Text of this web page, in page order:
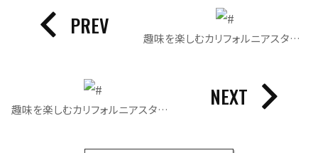
趣味を楽しむカリフォルニアスタイルハウス｜趣味部屋
PREV
趣味を楽しむカリフォルニアスタイルハウス｜リビング NEXT